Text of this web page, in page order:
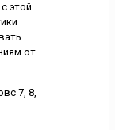
этой
от
7, 8,